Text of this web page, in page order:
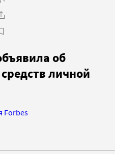
об
личной
Forbes